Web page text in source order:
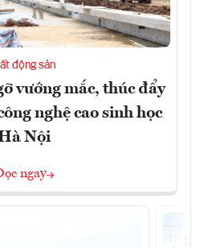
động sản
vướng mắc, thúc đẩy
nghệ cao sinh học
Nội
ngay